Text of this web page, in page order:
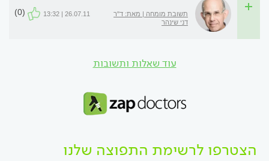
תשובת מומחה | מאת: ד"ר
דני שינהר
26.07.11 | 13:32
(0)
עוד שאלות ותשובות
הצטרפו לרשימת התפוצה שלנו